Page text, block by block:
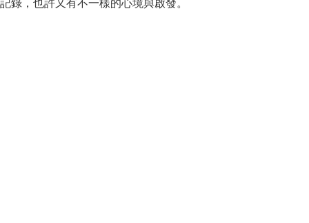
記錄，也許又有不一樣的心境與啟發。